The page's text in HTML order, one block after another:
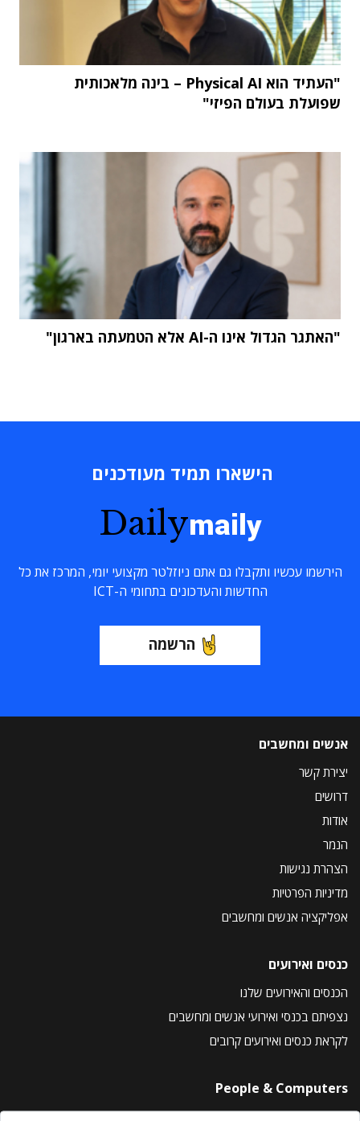
"העתיד הוא Physical AI – בינה מלאכותית
שפועלת בעולם הפיזי"
"האתגר הגדול אינו ה-AI אלא הטמעתה בארגון"
הישארו תמיד מעודכנים
Dailymaily
הירשמו עכשיו ותקבלו גם אתם ניוזלטר מקצועי יומי, המרכז את כל
החדשות והעדכונים בתחומי ה-ICT
הרשמה
אנשים ומחשבים
יצירת קשר
דרושים
אודות
הנמר
הצהרת נגישות
מדיניות הפרטיות
אפליקציה אנשים ומחשבים
כנסים ואירועים
הכנסים והאירועים שלנו
נצפיתם בכנסי ואירועי אנשים ומחשבים
לקראת כנסים ואירועים קרובים
People & Computers
About Us